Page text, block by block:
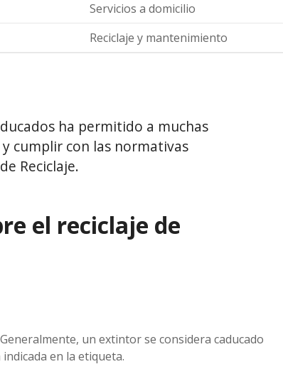
Servicios a domicilio
Reciclaje y mantenimiento
ha permitido a muchas
cumplir con las normativas
Reciclaje.
el reciclaje de
Generalmente, un extintor se considera caducado
en la etiqueta.